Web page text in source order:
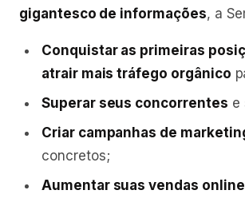
gigantesco de informações, a
Conquistar as primeiras
atrair mais tráfego orgânico
Superar seus concorrentes e
Criar campanhas de
concretos;
Aumentar suas vendas online